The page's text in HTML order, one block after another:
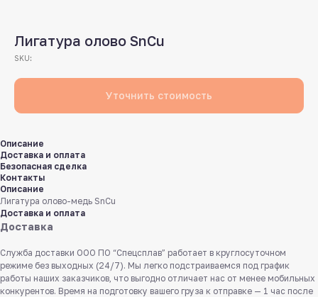
Лигатура олово SnCu
SKU:
Уточнить стоимость
Описание
Доставка и оплата
Безопасная сделка
Контакты
Описание
Лигатура олово-медь SnCu
Доставка и оплата
Доставка
Служба доставки ООО ПО “Спецсплав” работает в круглосуточном
режиме без выходных (24/7). Мы легко подстраиваемся под график
работы наших заказчиков, что выгодно отличает нас от менее мобильных
конкурентов. Время на подготовку вашего груза к отправке — 1 час после